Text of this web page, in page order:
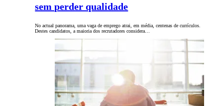
sem perder qualidade
No actual panorama, uma vaga de emprego atrai, em média, centenas de currículos.
Destes candidatos, a maioria dos recrutadores considera…